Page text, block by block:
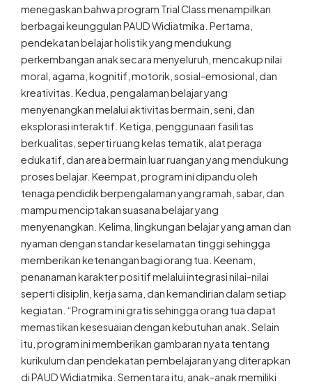
menegaskan bahwa program Trial Class menampilkan
berbagai keunggulan PAUD Widiatmika. Pertama,
pendekatan belajar holistik yang mendukung
perkembangan anak secara menyeluruh, mencakup nilai
moral, agama, kognitif, motorik, sosial-emosional, dan
kreativitas. Kedua, pengalaman belajar yang
menyenangkan melalui aktivitas bermain, seni, dan
eksplorasi interaktif. Ketiga, penggunaan fasilitas
berkualitas, seperti ruang kelas tematik, alat peraga
edukatif, dan area bermain luar ruangan yang mendukung
proses belajar. Keempat, program ini dipandu oleh
tenaga pendidik berpengalaman yang ramah, sabar, dan
mampu menciptakan suasana belajar yang
menyenangkan. Kelima, lingkungan belajar yang aman dan
nyaman dengan standar keselamatan tinggi sehingga
memberikan ketenangan bagi orang tua. Keenam,
penanaman karakter positif melalui integrasi nilai-nilai
seperti disiplin, kerja sama, dan kemandirian dalam setiap
kegiatan. “Program ini gratis sehingga orang tua dapat
memastikan kesesuaian dengan kebutuhan anak. Selain
itu, program ini memberikan gambaran nyata tentang
kurikulum dan pendekatan pembelajaran yang diterapkan
di PAUD Widiatmika. Sementara itu, anak-anak memiliki